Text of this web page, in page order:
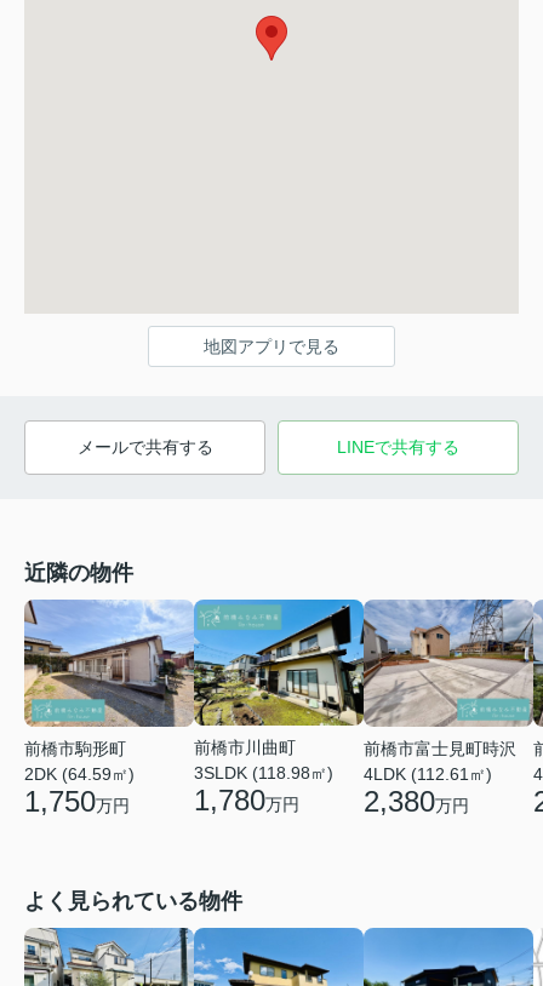
地図アプリで見る
メールで共有する LINEで共有する
近隣の物件
前橋市駒形町
2DK (64.59㎡)
1,750万円
前橋市川曲町
3SLDK (118.98㎡)
1,780万円
前橋市富士見町時沢
4LDK (112.61㎡)
2,380万円
よく見られている物件